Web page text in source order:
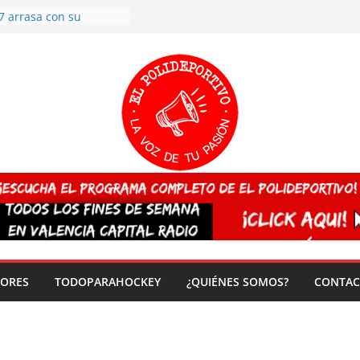
arrasa con su
España sub20
del mundo
vez!
TODOPARAHOCKEY ¿QUIÉNES SOMOS?